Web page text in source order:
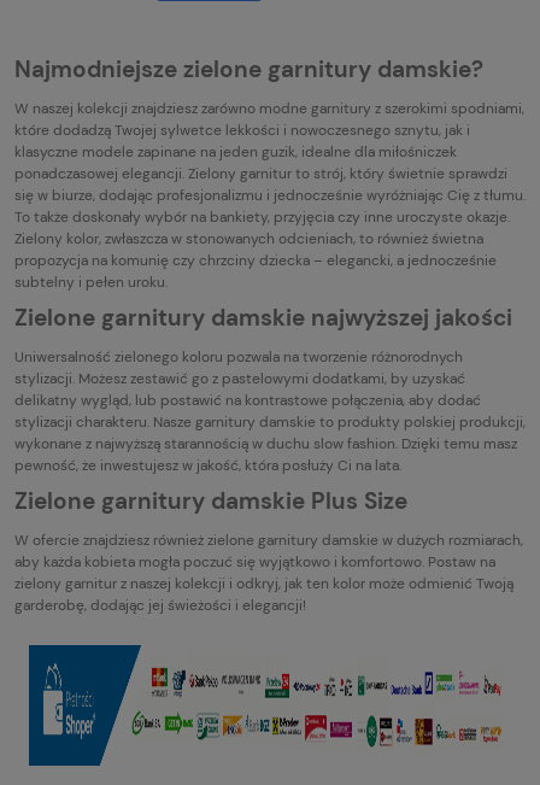
Najmodniejsze zielone garnitury damskie?
W naszej kolekcji znajdziesz zarówno modne garnitury z szerokimi spodniami,
które dodadzą Twojej sylwetce lekkości i nowoczesnego sznytu, jak i
klasyczne modele zapinane na jeden guzik, idealne dla miłośniczek
ponadczasowej elegancji. Zielony garnitur to strój, który świetnie sprawdzi
się w biurze, dodając profesjonalizmu i jednocześnie wyróżniając Cię z tłumu.
To także doskonały wybór na bankiety, przyjęcia czy inne uroczyste okazje.
Zielony kolor, zwłaszcza w stonowanych odcieniach, to również świetna
propozycja na komunię czy chrzciny dziecka – elegancki, a jednocześnie
subtelny i pełen uroku.
Zielone garnitury damskie najwyższej jakości
Uniwersalność zielonego koloru pozwala na tworzenie różnorodnych
stylizacji. Możesz zestawić go z pastelowymi dodatkami, by uzyskać
delikatny wygląd, lub postawić na kontrastowe połączenia, aby dodać
stylizacji charakteru. Nasze garnitury damskie to produkty polskiej produkcji,
wykonane z najwyższą starannością w duchu slow fashion. Dzięki temu masz
pewność, że inwestujesz w jakość, która posłuży Ci na lata.
Zielone garnitury damskie Plus Size
W ofercie znajdziesz również zielone garnitury damskie w dużych rozmiarach,
aby każda kobieta mogła poczuć się wyjątkowo i komfortowo. Postaw na
zielony garnitur z naszej kolekcji i odkryj, jak ten kolor może odmienić Twoją
garderobę, dodając jej świeżości i elegancji!